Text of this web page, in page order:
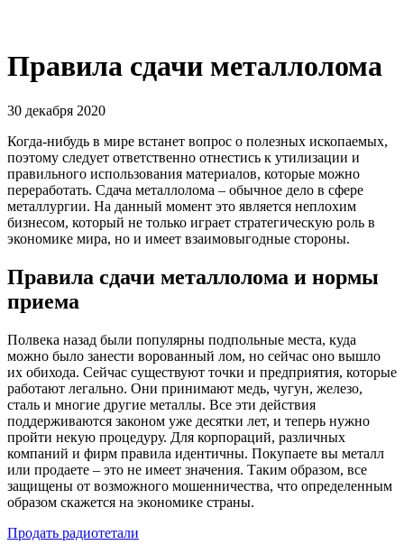
Правила сдачи металлолома
30 декабря 2020
Когда-нибудь в мире встанет вопрос о полезных ископаемых,
поэтому следует ответственно отнестись к утилизации и
правильного использования материалов, которые можно
переработать. Сдача металлолома – обычное дело в сфере
металлургии. На данный момент это является неплохим
бизнесом, который не только играет стратегическую роль в
экономике мира, но и имеет взаимовыгодные стороны.
Правила сдачи металлолома и нормы
приема
Полвека назад были популярны подпольные места, куда
можно было занести ворованный лом, но сейчас оно вышло
их обихода. Сейчас существуют точки и предприятия, которые
работают легально. Они принимают медь, чугун, железо,
сталь и многие другие металлы. Все эти действия
поддерживаются законом уже десятки лет, и теперь нужно
пройти некую процедуру. Для корпораций, различных
компаний и фирм правила идентичны. Покупаете вы металл
или продаете – это не имеет значения. Таким образом, все
защищены от возможного мошенничества, что определенным
образом скажется на экономике страны.
Продать радиотетали